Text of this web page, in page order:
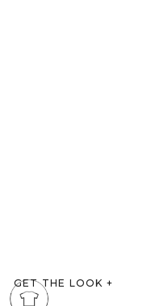
GET THE LOOK +